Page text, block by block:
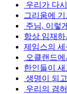
우리가 다
그리움에
주님, 이렇
항상 임재
제임스의
오클랜드
한인들이
생명이 되
우리의 겸